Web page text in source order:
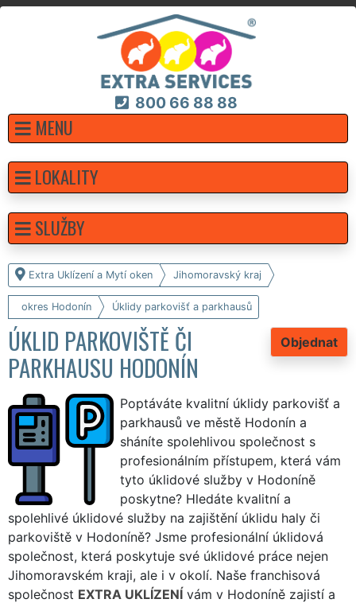
800 66 88 88
MENU
Extra Uklízení a Mytí oken Jihomoravský kraj
okres Hodonín Úklidy parkovišť a parkhausů
Objednat
ÚKLID PARKOVIŠTĚ ČI
PARKHAUSU HODONÍN
Poptáváte kvalitní úklidy parkovišť a
parkhausů ve městě Hodonín a
sháníte spolehlivou společnost s
profesionálním přístupem, která vám
tyto úklidové služby v Hodoníně
poskytne? Hledáte kvalitní a
spolehlivé úklidové služby na zajištění úklidu haly či
parkoviště v Hodoníně? Jsme profesionální úklidová
společnost, která poskytuje své úklidové práce nejen
Jihomoravském kraji, ale i v okolí. Naše franchisová
společnost EXTRA UKLÍZENÍ vám v Hodoníně zajistí a
LOKALITY
SLUŽBY